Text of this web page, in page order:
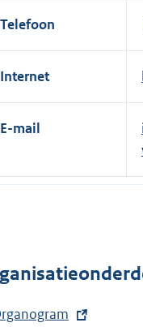
Telefoon
Internet
t
E-mail